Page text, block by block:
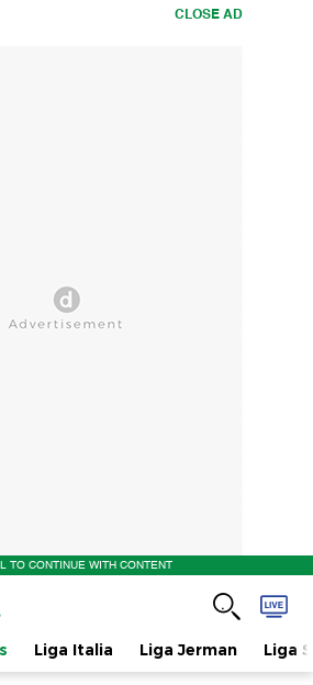
CLOSE AD
TO CONTINUE WITH CONTENT
Liga Italia Liga Jerman Liga